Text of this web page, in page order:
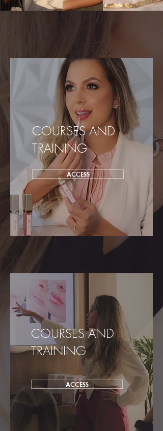
COURSES AND
TRAINING
ACCESS
COURSES AND
TRAINING
ACCESS